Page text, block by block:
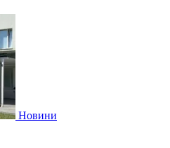
Новини